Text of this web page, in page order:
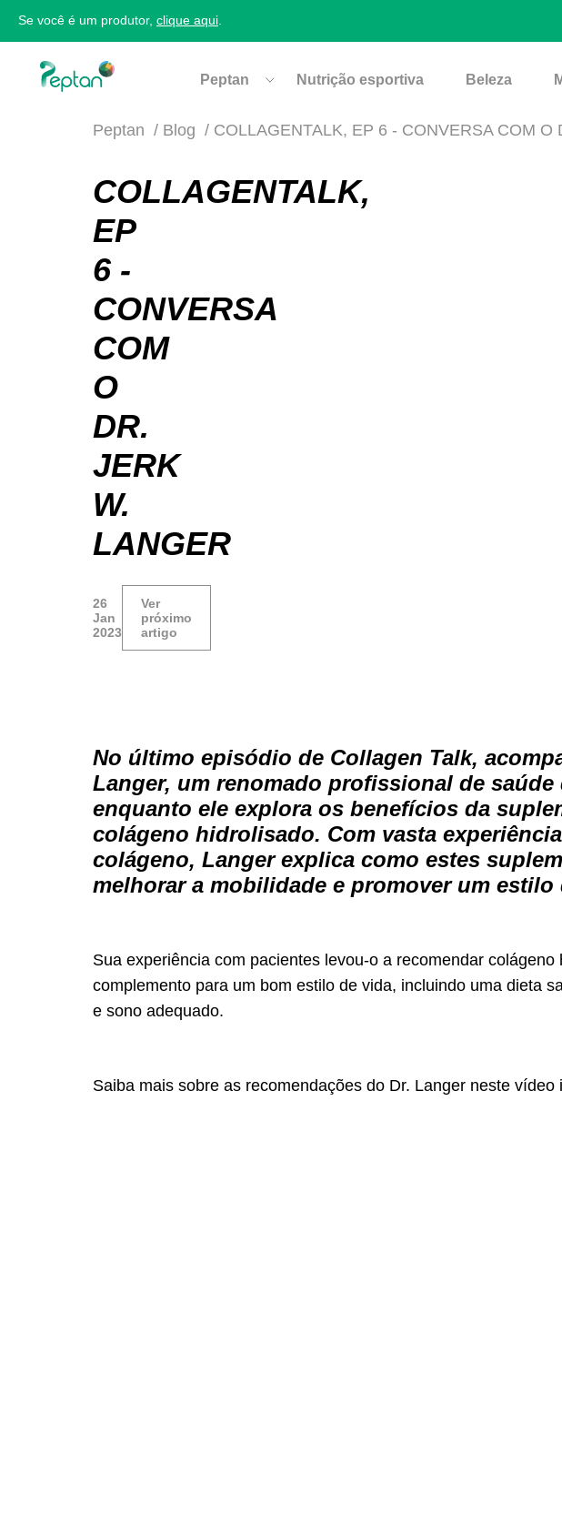
Se você é um produtor, clique aqui
Peptan Nutrição esportiva Beleza
Peptan Blog COLLAGENTALK, EP 6 - CONVERSA COM O
COLLAGENTALK,
EP
6 -
CONVERSA
COM
O
DR.
JERK
W.
LANGER
26
Jan
2023
Ver
próximo
artigo
No último episódio de Collagen Talk,
Langer, um renomado profissional de saúde
enquanto ele explora os benefícios da
colágeno hidrolisado. Com vasta
colágeno, Langer explica como estes
melhorar a mobilidade e promover um estilo
Sua experiência com pacientes levou-o a recomendar colágeno
complemento para um bom estilo de vida, incluindo uma dieta
e sono adequado.
Saiba mais sobre as recomendações do Dr. Langer neste vídeo